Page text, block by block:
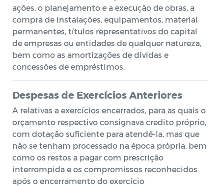
ações, o planejamento e a execução de obras, a
compra de instalações, equipamentos, material
permanentes, títulos representativos do capital
de empresas ou entidades de qualquer natureza,
bem como as amortizações de dividas e
concessões de empréstimos.
Despesas de Exercícios Anteriores
A relativas a exercícios encerrados, para as quais o
orçamento respectivo consignava credito próprio,
com dotação suficiente para atendê-la, mas que
não se tenham processado na época própria, bem
como os restos a pagar com prescrição
interrompida e os compromissos reconhecidos
após o encerramento do exercício